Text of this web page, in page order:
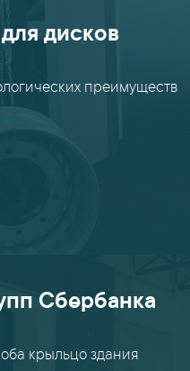
дисков
преимуществ
Сбербанка
крыльцо здания